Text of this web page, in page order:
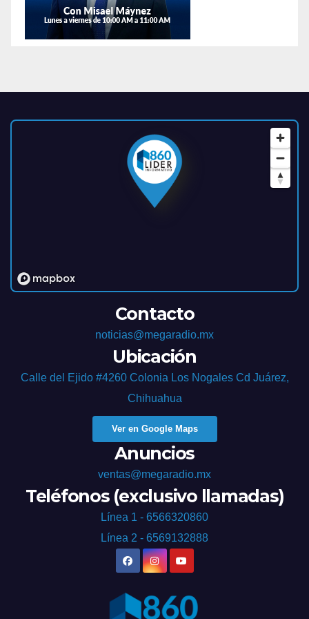
Contacto
noticias@megaradio.mx
Ubicación
Calle del Ejido #4260 Colonia Los Nogales Cd Juárez,
Chihuahua
Ver en Google Maps
Anuncios
ventas@megaradio.mx
Teléfonos (exclusivo llamadas)
Línea 1 - 6566320860
Línea 2 - 6569132888